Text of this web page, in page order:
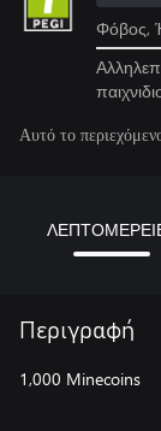
Φόβος,
Αυτό το
Περιγραφή
1,000 Minecoins